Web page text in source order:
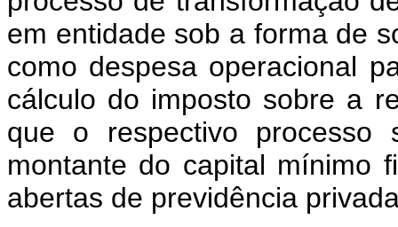
em entidade sob a forma de
como despesa operacional
cálculo do imposto sobre a
que o respectivo processo
montante do capital mínimo
abertas de previdência